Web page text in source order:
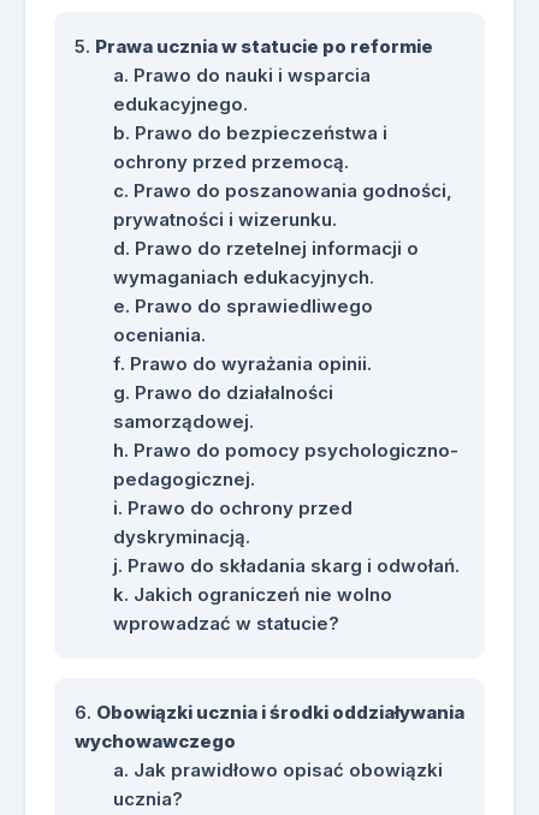
Prawa ucznia w statucie po reformie
Prawo do nauki i wsparcia
edukacyjnego.
Prawo do bezpieczeństwa i
ochrony przed przemocą.
Prawo do poszanowania godności,
prywatności i wizerunku.
Prawo do rzetelnej informacji o
wymaganiach edukacyjnych.
Prawo do sprawiedliwego
oceniania.
Prawo do wyrażania opinii.
Prawo do działalności
samorządowej.
Prawo do pomocy psychologiczno-
pedagogicznej.
Prawo do ochrony przed
dyskryminacją.
Prawo do składania skarg i odwołań.
Jakich ograniczeń nie wolno
wprowadzać w statucie?
Obowiązki ucznia i środki oddziaływania
wychowawczego
Jak prawidłowo opisać obowiązki
ucznia?